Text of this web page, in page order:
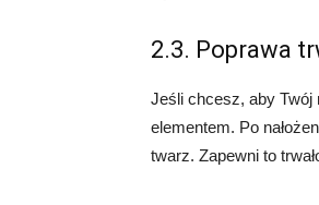
2.3. Poprawa
Jeśli chcesz, aby Twój
elementem. Po
twarz. Zapewni to